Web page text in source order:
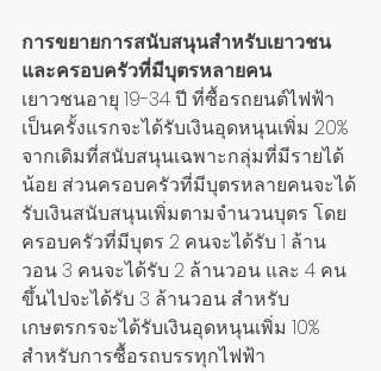
การขยายการสนับสนุนสำหรับเยาวชน
และครอบครัวที่มีบุตรหลายคน
เยาวชนอายุ 19-34 ปี ที่ซื้อรถยนต์ไฟฟ้า
เป็นครั้งแรกจะได้รับเงินอุดหนุนเพิ่ม 20%
จากเดิมที่สนับสนุนเฉพาะกลุ่มที่มีรายได้
น้อย ส่วนครอบครัวที่มีบุตรหลายคนจะได้
รับเงินสนับสนุนเพิ่มตามจำนวนบุตร โดย
ครอบครัวที่มีบุตร 2 คนจะได้รับ 1 ล้าน
วอน 3 คนจะได้รับ 2 ล้านวอน และ 4 คน
ขึ้นไปจะได้รับ 3 ล้านวอน สำหรับ
เกษตรกรจะได้รับเงินอุดหนุนเพิ่ม 10%
สำหรับการซื้อรถบรรทุกไฟฟ้า